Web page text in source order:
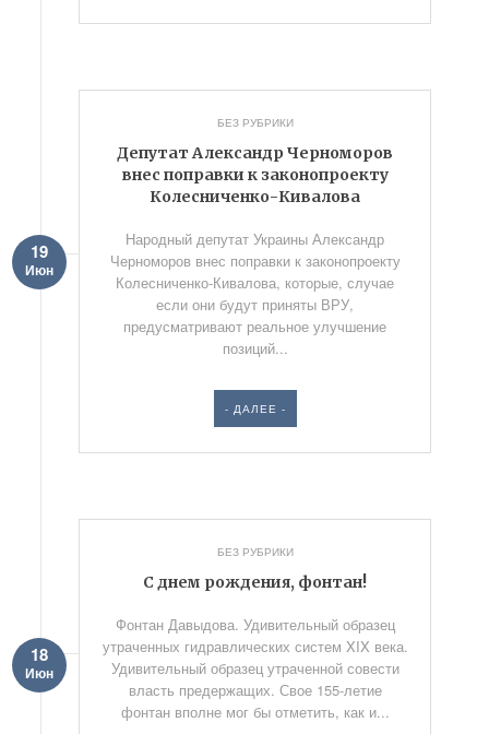
БЕЗ РУБРИКИ
Депутат Александр Черноморов
внес поправки к законопроекту
Колесниченко-Кивалова
19
Июн
Народный депутат Украины Александр
Черноморов внес поправки к законопроекту
Колесниченко-Кивалова, которые, случае
если они будут приняты ВРУ,
предусматривают реальное улучшение
позиций...
- ДАЛЕЕ -
БЕЗ РУБРИКИ
С днем рождения, фонтан!
18
Июн
Фонтан Давыдова. Удивительный образец
утраченных гидравлических систем XIX века.
Удивительный образец утраченной совести
власть предержащих. Свое 155-летие
фонтан вполне мог бы отметить, как и...